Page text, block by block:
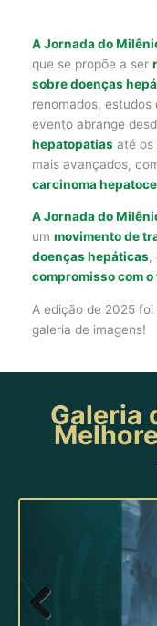
A Jornada do
que se propõe a ser
sobre doenças
renomados,
evento abrange
hepatopatias até os
mais avançados,
carcinoma
A Jornada do
um movimento de
doenças hepáticas,
compromisso com
A edição de 2025 foi
galeria de imagens!
Galeria